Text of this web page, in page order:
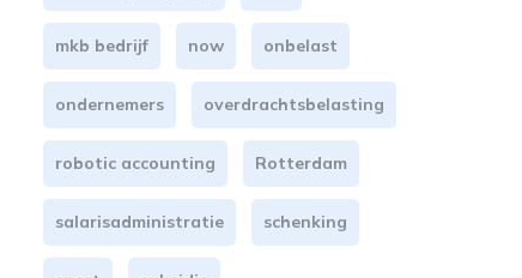
mkb bedrijf now onbelast
ondernemers overdrachtsbelasting
robotic accounting Rotterdam
salarisadministratie schenking